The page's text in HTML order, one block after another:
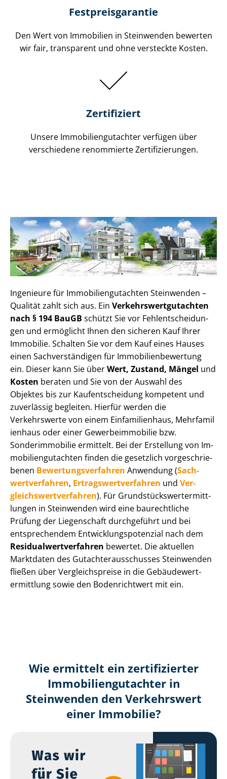
Festpreis​garantie
Den Wert von Immobilien in Steinwenden bewerten
wir fair, transparent und ohne versteckte Kosten.
Zertifiziert
Unsere Immobilien­gutachter verfügen über
verschiedene renommierte Zer­ti­fi­zie­run­gen.
Ingenieure für Im­mo­bi­li­en­gut­ach­ten Steinwenden –
Qualität zahlt sich aus. Ein Ver­kehrs­wert­gut­ach­ten
nach § 194 BauGB schützt Sie vor Fehl­ent­schei­dun­
gen und ermöglicht Ihnen den sicheren Kauf Ihrer
Immobilie. Schalten Sie vor dem Kauf eines Hauses
einen Sach­ver­stän­di­gen für Im­mo­bi­li­en­be­wer­tung
ein. Dieser kann Sie überWert, Zustand, Mängel und
Kosten beraten und Sie von der Auswahl des
Objektes bis zur Kauf­ent­schei­dung kompetent und
zuverlässig begleiten. Hierfür werden die
Verkehrswerte von einem Einfamilienhaus, Mehr­fa­mi­l
i­en­haus oder einer Ge­wer­be­im­mo­bi­lie bzw.
Sonderimmobilie ermittelt. Bei der Erstellung von Im­
mo­bi­li­en­gut­ach­ten finden die gesetzlich vor­ge­schrie­
be­nen Be­wer­tungs­ver­fah­ren Anwendung (Sach­
wert­ver­fah­ren, Er­trags­wert­ver­fah­ren und Ver­
gleichs­wert­ver­fah­ren). Für Grund­stücks­wert­ermitt­
lun­gen in Steinwenden wird eine baurechtliche
Prüfung der Liegenschaft durchgeführt und bei
entsprechendem Ent­wick­lungs­po­ten­zi­al nach dem
Re­si­du­al­wert­ver­fah­ren bewertet. Die aktuellen
Marktdaten des Gut­ach­ter­aus­schus­ses Steinwenden
fließen über Ver­gleichs­prei­se in die Ge­bäu­de­wert­
ermitt­lung sowie den Bodenrichtwert mit ein.
Wie ermittelt ein zertifizierter
Immobilien­gutachter in
Steinwenden den Verkehrswert
einer Immobilie?